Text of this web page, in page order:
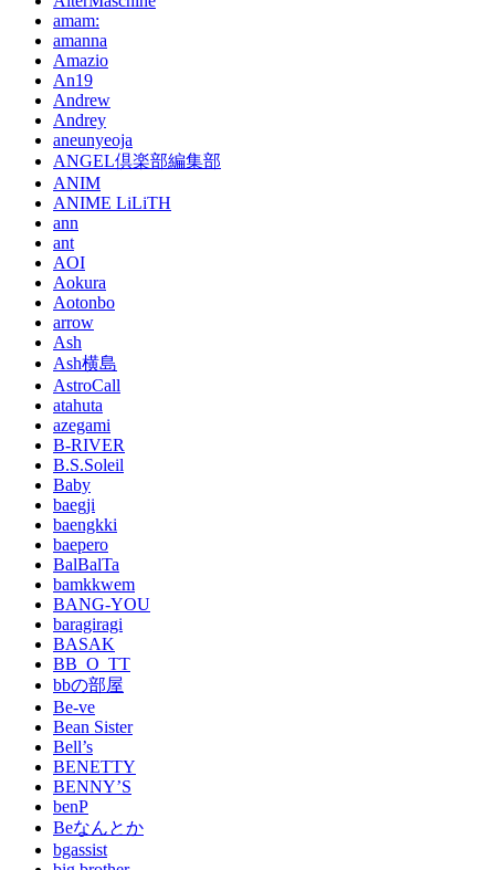
amam:
amanna
Amazio
An19
Andrew
Andrey
aneunyeoja
ANGEL倶楽部編集部
ANIM
ANIME LiLiTH
ann
ant
AOI
Aokura
Aotonbo
arrow
Ash
Ash横島
AstroCall
atahuta
azegami
B-RIVER
B.S.Soleil
Baby
baegji
baengkki
baepero
BalBalTa
bamkkwem
BANG-YOU
baragiragi
BASAK
BB_O_TT
bbの部屋
Be-ve
Bean Sister
Bell’s
BENETTY
BENNY’S
benP
Beなんとか
bgassist